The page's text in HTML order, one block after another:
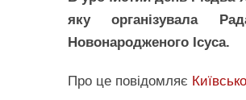
яку організувала
Новонародженого Ісуса.
Про це повідомляє